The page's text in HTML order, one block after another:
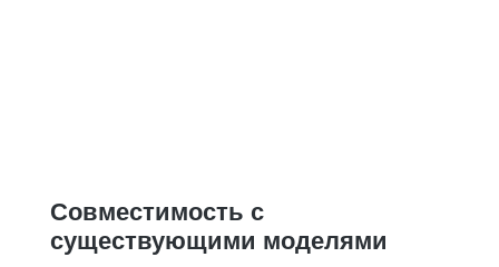
Совместимость с
существующими моделями